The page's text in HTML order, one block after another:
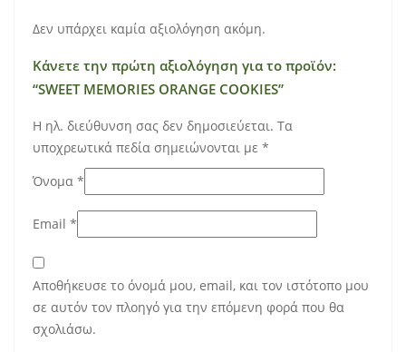
Δεν υπάρχει καμία αξιολόγηση ακόμη.
Κάνετε την πρώτη αξιολόγηση για το προϊόν:
“SWEET MEMORIES ORANGE COOKIES”
Η ηλ. διεύθυνση σας δεν δημοσιεύεται. Τα
υποχρεωτικά πεδία σημειώνονται με *
Όνομα *
Email *
Αποθήκευσε το όνομά μου, email, και τον ιστότοπο μου
σε αυτόν τον πλοηγό για την επόμενη φορά που θα
σχολιάσω.